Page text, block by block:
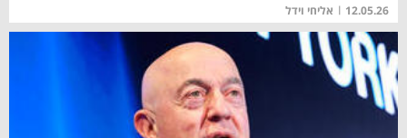
12.05.26
| אליחי וידל